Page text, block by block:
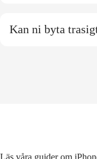
Kan ni byta
Läs våra guider om